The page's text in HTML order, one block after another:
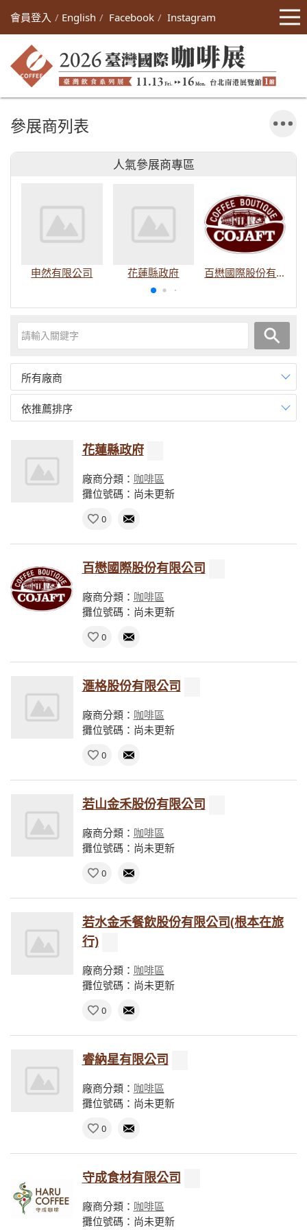
會員登入 English Facebook Instagram
參展商列表
人氣參展商專區
申然有限公司 花蓮縣政府 百懋國際股份有限公司
所有廠商
依推薦排序
花蓮縣政府
廠商分類： 咖啡區
攤位號碼：尚未更新
0
百懋國際股份有限公司
廠商分類： 咖啡區
攤位號碼：尚未更新
0
滙格股份有限公司
廠商分類： 咖啡區
攤位號碼：尚未更新
0
若山金禾股份有限公司
廠商分類： 咖啡區
攤位號碼：尚未更新
0
若水金禾餐飲股份有限公司(根本在旅
行)
廠商分類： 咖啡區
攤位號碼：尚未更新
0
睿納星有限公司
廠商分類： 咖啡區
攤位號碼：尚未更新
0
守成食材有限公司
廠商分類： 咖啡區
攤位號碼：尚未更新